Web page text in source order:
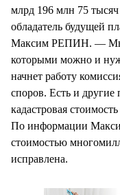
млрд 196 млн 75
обладатель будущей
Максим РЕПИН. — Мы
которыми можно и
начнет работу
споров. Есть и
кадастровая
По информации
стоимостью
исправлена.